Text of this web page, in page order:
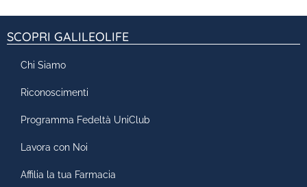
SCOPRI GALILEOLIFE
Chi Siamo
Riconoscimenti
Programma Fedeltà UniClub
Lavora con Noi
Affilia la tua Farmacia